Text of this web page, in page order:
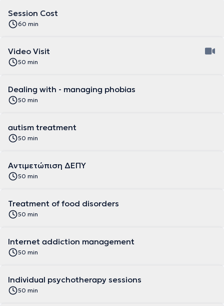
Session Cost
60 min
Video Visit
50 min
Dealing with - managing phobias
50 min
autism treatment
50 min
Αντιμετώπιση ΔΕΠΥ
50 min
Treatment of food disorders
50 min
Internet addiction management
50 min
Individual psychotherapy sessions
50 min